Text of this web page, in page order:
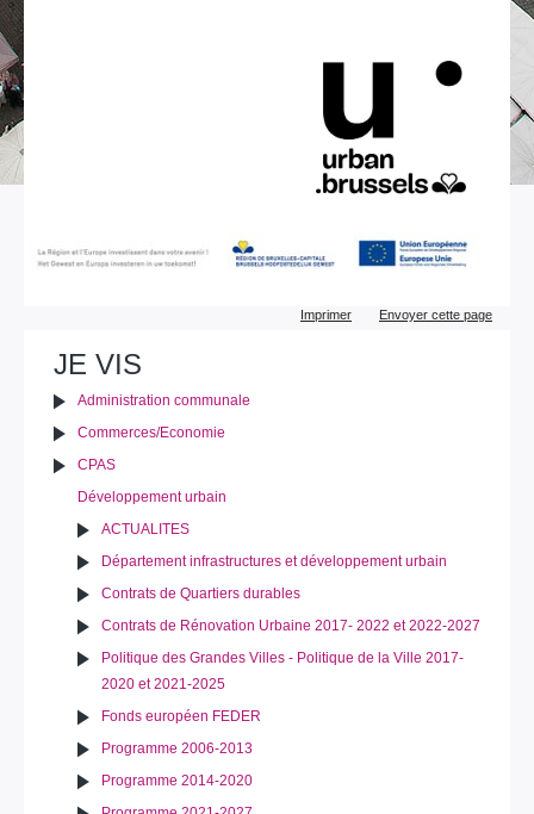
Imprimer Envoyer cette page
JE VIS
Administration communale
Commerces/Economie
CPAS
Développement urbain
ACTUALITES
Département infrastructures et développement urbain
Contrats de Quartiers durables
Contrats de Rénovation Urbaine 2017- 2022 et 2022-2027
Politique des Grandes Villes - Politique de la Ville 2017-
2020 et 2021-2025
Fonds européen FEDER
Programme 2006-2013
Programme 2014-2020